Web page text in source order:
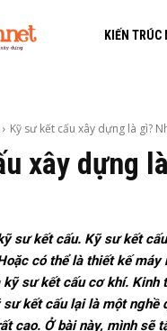
KIẾN
Kỹ sư kết cấu xây dựng là gì?
xây dựng
sư kết cấu. Kỹ sư kết
có thể là thiết kế
sư kết cấu cơ khí.
kết cấu lại là một
cao. Ở bài này, mình sẽ